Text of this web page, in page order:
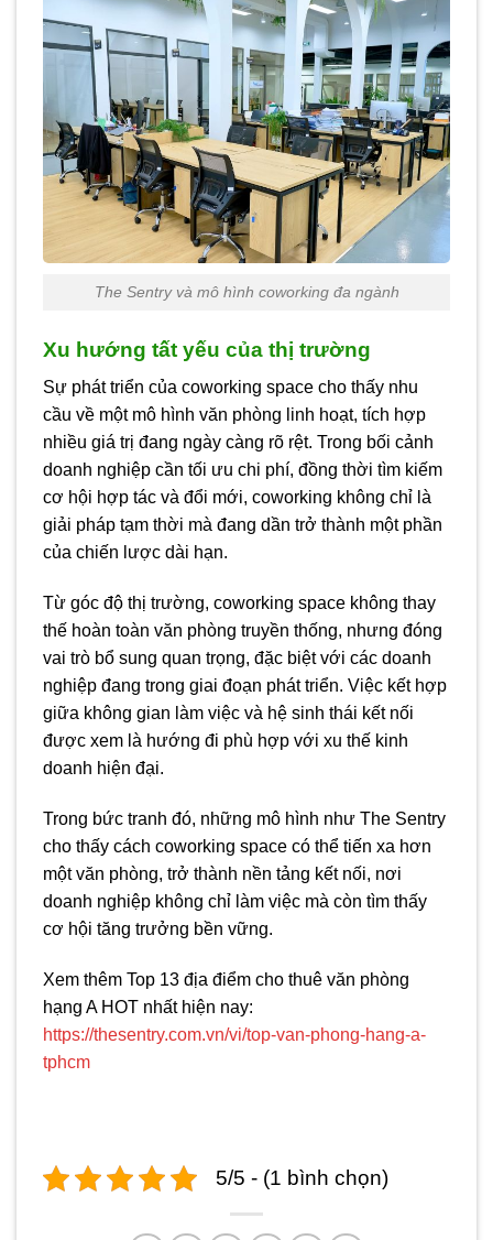
The Sentry và mô hình coworking đa ngành
Xu hướng tất yếu của thị trường
Sự phát triển của coworking space cho thấy nhu
cầu về một mô hình văn phòng linh hoạt, tích hợp
nhiều giá trị đang ngày càng rõ rệt. Trong bối cảnh
doanh nghiệp cần tối ưu chi phí, đồng thời tìm kiếm
cơ hội hợp tác và đổi mới, coworking không chỉ là
giải pháp tạm thời mà đang dần trở thành một phần
của chiến lược dài hạn.
Từ góc độ thị trường, coworking space không thay
thế hoàn toàn văn phòng truyền thống, nhưng đóng
vai trò bổ sung quan trọng, đặc biệt với các doanh
nghiệp đang trong giai đoạn phát triển. Việc kết hợp
giữa không gian làm việc và hệ sinh thái kết nối
được xem là hướng đi phù hợp với xu thế kinh
doanh hiện đại.
Trong bức tranh đó, những mô hình như The Sentry
cho thấy cách coworking space có thể tiến xa hơn
một văn phòng, trở thành nền tảng kết nối, nơi
doanh nghiệp không chỉ làm việc mà còn tìm thấy
cơ hội tăng trưởng bền vững.
Xem thêm Top 13 địa điểm cho thuê văn phòng
hạng A HOT nhất hiện nay:
https://thesentry.com.vn/vi/top-van-phong-hang-a-
tphcm
5/5 - (1 bình chọn)